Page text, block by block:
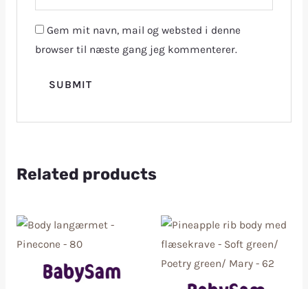
Gem mit navn, mail og websted i denne
browser til næste gang jeg kommenterer.
Related products